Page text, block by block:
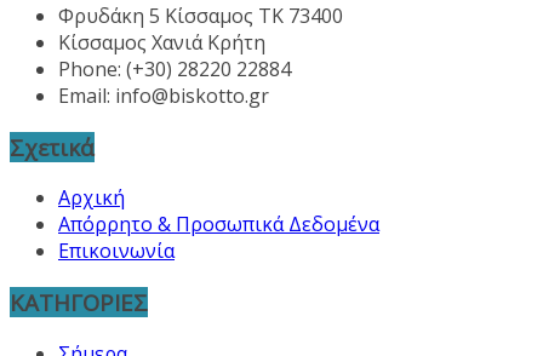
Φρυδάκη 5 Κίσσαμος ΤΚ 73400
Κίσσαμος Χανιά Κρήτη
Phone: (+30) 28220 22884
Email: info@biskotto.gr
Σχετικά
Αρχική
Απόρρητο & Προσωπικά Δεδομένα
Επικοινωνία
ΚΑΤΗΓΟΡΙΕΣ